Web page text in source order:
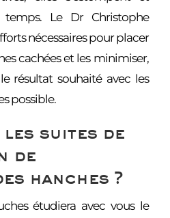
Le Dr Christophe
nécessaires pour placer
cachées et les minimiser,
résultat souhaité avec les
possible.
suites de
de
hanches ?
étudiera avec vous le